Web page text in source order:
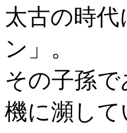
太古の時
ン」。
その子孫
機に瀕して